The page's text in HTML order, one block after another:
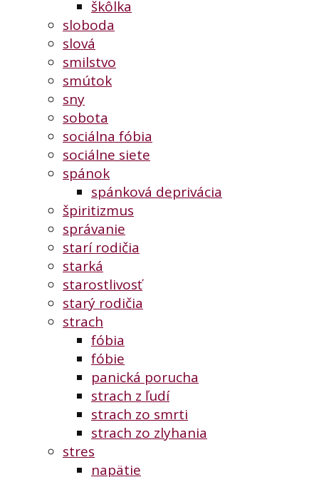
škôlka
sloboda
slová
smilstvo
smútok
sny
sobota
sociálna fóbia
sociálne siete
spánok
spánková deprivácia
špiritizmus
správanie
starí rodičia
starká
starostlivosť
starý rodičia
strach
fóbia
fóbie
panická porucha
strach z ľudí
strach zo smrti
strach zo zlyhania
stres
napätie